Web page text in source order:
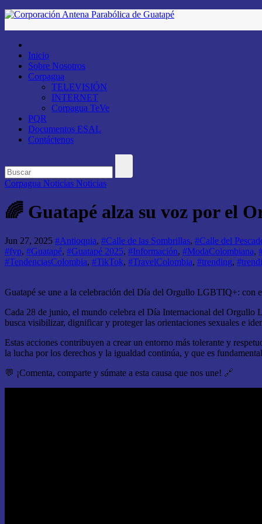
Saltar
Inicio
Sobre Nosotros
Corpagua
TELEVISIÓN
INTERNET
Corpagua TeVe
PQR
Documentos ESAL
Contáctenos
Corpagua Noticias Noticias
🌈 Guatapé alza su voz por el
Jun 27, 2025 #Antioquia, #Calle de las Sombrillas, #Calle del
#fyp, #Guatapé, #Guatapé 2025, #Información, #ModaColombiana,
#TendenciasColombia, #TikTok, #TravelColombia, #trending,
Guatapé se une a la celebración del Día del Orgullo LGBTIQ+: con
Cada 28 de junio, el mundo celebra el Día Internacional del Orgullo
busca visibilizar, dignificar y proteger las orientaciones sexuales e
Estas acciones contribuyen a crear un entorno más tolerante y
la lucha por los derechos y la igualdad continúa, y que es
💬 ¡Comenta, comparte y súmate a esta causa que nos une! 🔗